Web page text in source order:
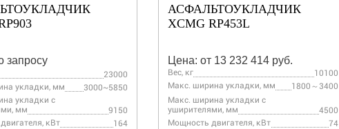
запросу
23000
укладки, мм
3000~5850
укладки с
мм
9150
кВт
164
АСФАЛЬТОУКЛАДЧИК
XCMG RP453L
Цена: от 13 232 414 руб.
Вес, кг
10100
Макс. ширина укладки, мм
1800～3400
Макс. ширина укладки с
уширителями, мм
4500
Мощность двигателя, кВт
74